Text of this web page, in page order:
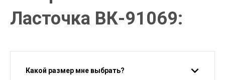
Ласточка ВК-91069:
Какой размер мне выбрать?